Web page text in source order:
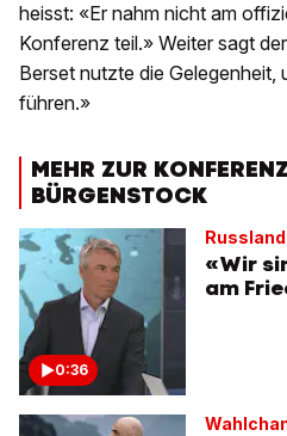
heisst: «Er nahm nicht am
Konferenz teil.» Weiter sagt
Berset nutzte die Gelegenheit,
führen.»
MEHR ZUR
BÜRGENSTOCK
0:36
«Wir
am